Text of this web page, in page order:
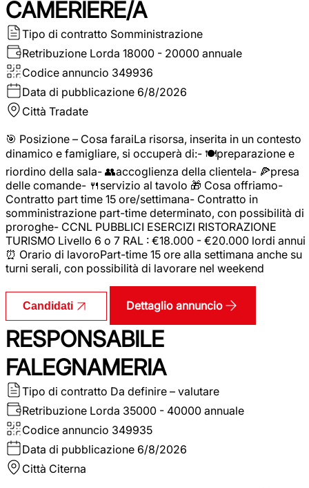
CAMERIERE/A
Tipo di contratto Somministrazione
Retribuzione Lorda 18000 - 20000 annuale
Codice annuncio 349936
Data di pubblicazione 6/8/2026
Città Tradate
🎯 Posizione – Cosa faraiLa risorsa, inserita in un contesto
dinamico e famigliare, si occuperà di:- 🍽️preparazione e
riordino della sala- 👥accoglienza della clientela- 🍕presa
delle comande- 🍴servizio al tavolo 🎁 Cosa offriamo-
Contratto part time 15 ore/settimana- Contratto in
somministrazione part-time determinato, con possibilità di
proroghe- CCNL PUBBLICI ESERCIZI RISTORAZIONE
TURISMO Livello 6 o 7 RAL : €18.000 - €20.000 lordi annui
⏰ Orario di lavoroPart-time 15 ore alla settimana anche su
turni serali, con possibilità di lavorare nel weekend
Candidati Dettaglio annuncio
RESPONSABILE
FALEGNAMERIA
Tipo di contratto Da definire – valutare
Retribuzione Lorda 35000 - 40000 annuale
Codice annuncio 349935
Data di pubblicazione 6/8/2026
Città Citerna